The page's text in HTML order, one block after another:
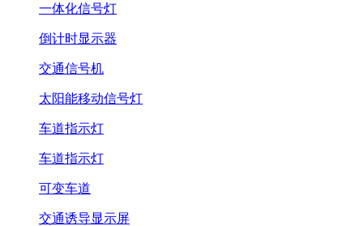
一体化信号灯
倒计时显示器
交通信号机
太阳能移动信号灯
车道指示灯
车道指示灯
可变车道
交通诱导显示屏